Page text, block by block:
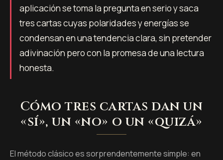
aplicación se toma la pregunta en serio y saca
tres cartas cuyas polaridades y energías se
condensan en una tendencia clara, sin pretender
adivinación pero con la promesa de una lectura
honesta.
Cómo tres cartas dan un
«sí», un «no» o un «quizá»
El método clásico es sorprendentemente simple: en